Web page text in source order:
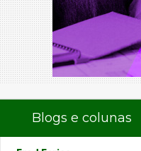
Blogs e colunas